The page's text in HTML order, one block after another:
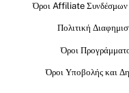
Όροι Affiliate Συνδέσμων
Πολιτική
Όροι
Όροι Υποβολής και